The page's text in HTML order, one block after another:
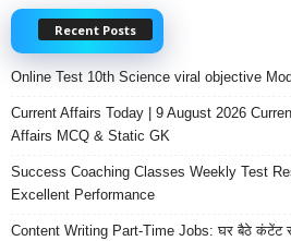
Recent Posts
Online Test 10th Science viral objective
Current Affairs Today | 9 August 2026
Affairs MCQ & Static GK
Success Coaching Classes Weekly Test
Excellent Performance
Content Writing Part-Time Jobs: घर बैठे कंटेंट